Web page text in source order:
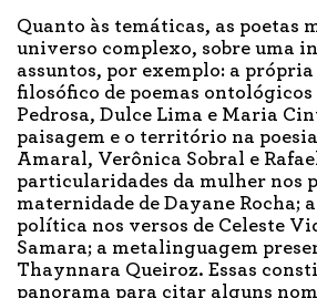
Quanto às temáticas, as poetas
universo complexo, sobre uma
assuntos, por exemplo: a
filosófico de poemas ontológicos
Pedrosa, Dulce Lima e Maria
paisagem e o território na
Amaral, Verônica Sobral e
particularidades da mulher nos
maternidade de Dayane Rocha;
política nos versos de Celeste
Samara; a metalinguagem
Thaynnara Queiroz. Essas
panorama para citar alguns